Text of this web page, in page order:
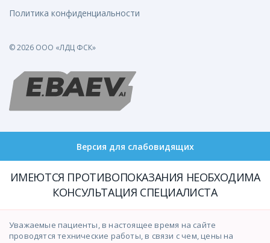
Политика конфиденциальности
© 2026 ООО «ЛДЦ ФСК»
Версия для слабовидящих
ИМЕЮТСЯ ПРОТИВОПОКАЗАНИЯ НЕОБХОДИМА
КОНСУЛЬТАЦИЯ СПЕЦИАЛИСТА
Уважаемые пациенты, в настоящее время на сайте
проводятся технические работы, в связи с чем, цены на